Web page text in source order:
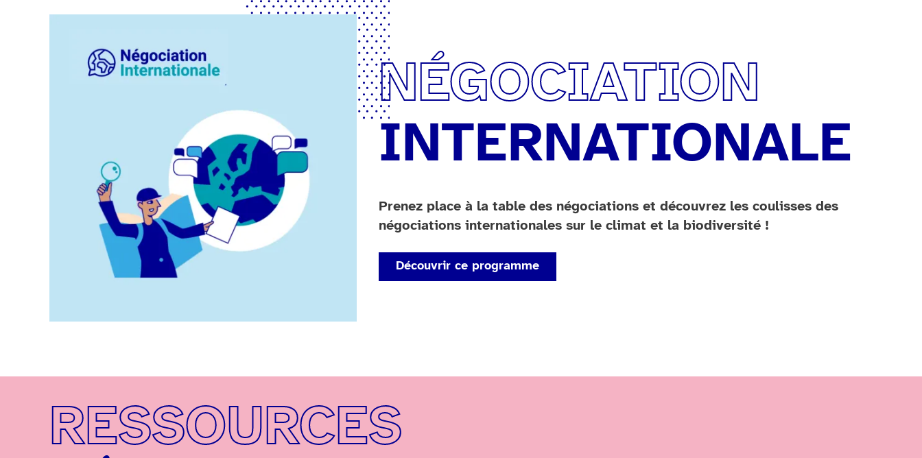
NÉGOCIATION
INTERNATIONALE
Prenez place à la table des négociations et découvrez les coulisses des
négociations internationales sur le climat et la biodiversité !
Découvrir ce programme
RESSOURCES